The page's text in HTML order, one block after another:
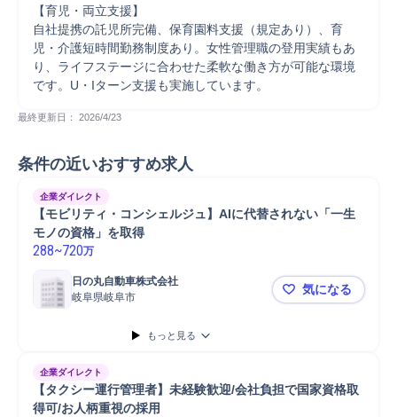
【育児・両立支援】
自社提携の託児所完備、保育園料支援（規定あり）、育
児・介護短時間勤務制度あり。女性管理職の登用実績もあ
り、ライフステージに合わせた柔軟な働き方が可能な環境
です。U・Iターン支援も実施しています。
最終更新日： 2026/4/23
条件の近いおすすめ求人
企業ダイレクト
【モビリティ・コンシェルジュ】AIに代替されない「一生
モノの資格」を取得
288~720万
日の丸自動車株式会社
岐阜県岐阜市
【モビリテ
気になる
もっと見る
企業ダイレクト
【タクシー運行管理者】未経験歓迎/会社負担で国家資格取
得可/お人柄重視の採用